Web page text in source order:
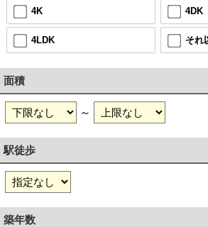
4K 4DK
4LDK それ
面積
～
駅徒歩
築年数